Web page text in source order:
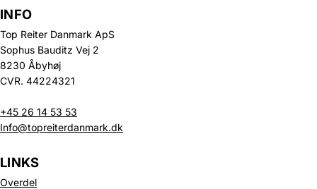
INFO
Top Reiter Danmark ApS
Sophus Bauditz Vej 2
8230 Åbyhøj
CVR. 44224321
+45 26 14 53 53
Info@topreiterdanmark.dk
LINKS
Overdel